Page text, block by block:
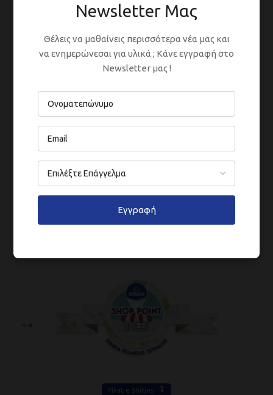
ΕΦΑΡΜΟΓΉ
ΑΠΌΔΟΣΗ
ΣΤΈΓΝΩΜΑ
Pikat e Shitjes
Newsletter Μας
Θέλεις να μαθαίνεις περισσότερα νέα μας και
να ενημερώνεσαι για υλικά ; Κάνε εγγραφή στο
Newsletter μας !
Εγγραφή